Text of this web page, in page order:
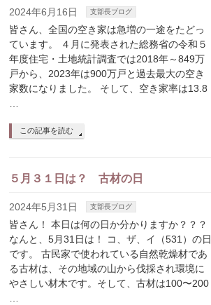
2024年6月16日 支部長ブログ
皆さん、全国の空き家は急増の一途をたどっ
ています。 ４月に発表された総務省の令和５
年度住宅・土地統計調査では2018年～849万
戸から、2023年は900万戸と過去最大の空き
家数になりました。 そして、空き家率は13.8
この記事を読む
５月３１日は？ 古材の日
2024年5月31日 支部長ブログ
皆さん！ 本日は何の日か分かりますか？？？
なんと、5月31日は！ コ、ザ、イ（531）の日
です。 古民家で使われている自然乾燥材であ
る古材は、その地域の山から伐採され環境に
やさしい材木です。そして、古材は100〜200